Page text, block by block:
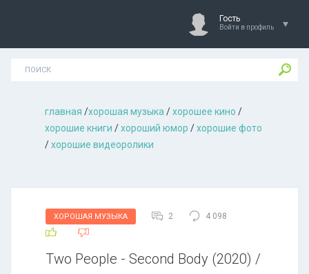
Гость
Войти в профиль
главная /хорошая музыкa /хорошее кино /
хорошие книги /хороший юмор /хорошие фото
/хорошие видеоролики
ХОРОШАЯ МУЗЫКА 2 4 098
Тwо Реорlе - Sесоnd Воdу (2020) /